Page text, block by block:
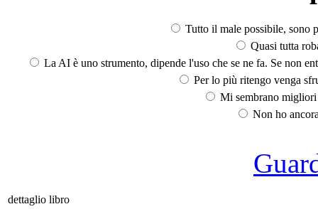
Tutto il male possibile, sono
Quasi tutta
La AI è uno strumento, dipende l'uso che se ne fa. Se non
Per lo più ritengo venga
Mi sembrano
Non ho
dettaglio libro